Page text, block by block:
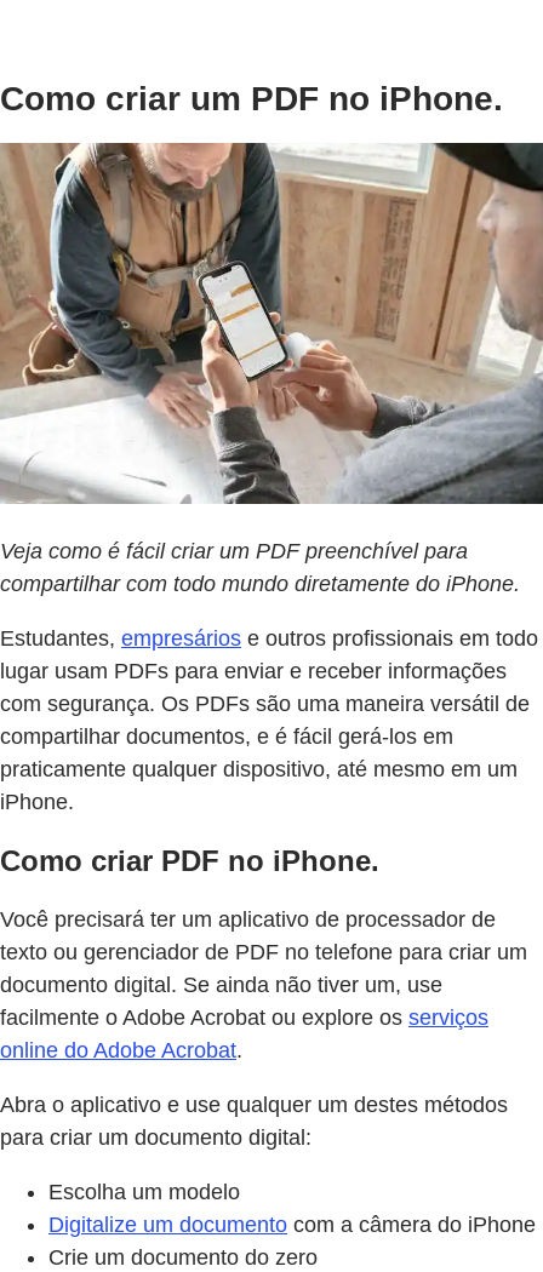
Como criar um PDF no iPhone.
Veja como é fácil criar um PDF preenchível para
compartilhar com todo mundo diretamente do iPhone.
Estudantes, empresários e outros profissionais em todo
lugar usam PDFs para enviar e receber informações
com segurança. Os PDFs são uma maneira versátil de
compartilhar documentos, e é fácil gerá-los em
praticamente qualquer dispositivo, até mesmo em um
iPhone.
Como criar PDF no iPhone.
Você precisará ter um aplicativo de processador de
texto ou gerenciador de PDF no telefone para criar um
documento digital. Se ainda não tiver um, use
facilmente o Adobe Acrobat ou explore os serviços
online do Adobe Acrobat.
Abra o aplicativo e use qualquer um destes métodos
para criar um documento digital:
Escolha um modelo
Digitalize um documento com a câmera do iPhone
Crie um documento do zero